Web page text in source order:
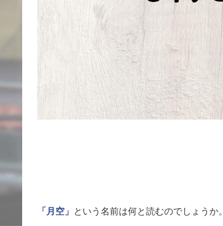
「月空」 という名前は何と読むのでしょうか。